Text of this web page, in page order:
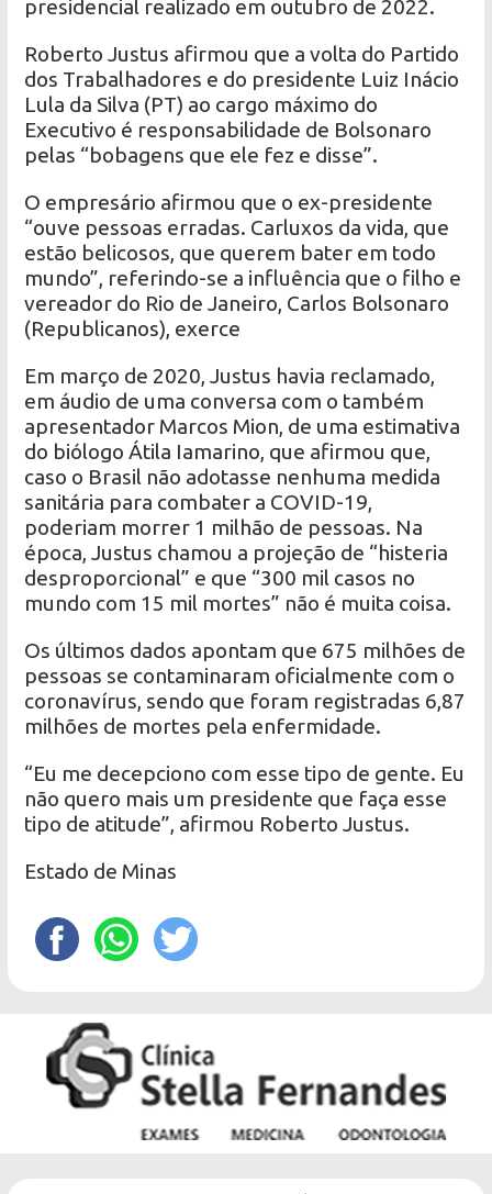
presidencial realizado em outubro de 2022.
Roberto Justus afirmou que a volta do Partido
dos Trabalhadores e do presidente Luiz Inácio
Lula da Silva (PT) ao cargo máximo do
Executivo é responsabilidade de Bolsonaro
pelas “bobagens que ele fez e disse”.
O empresário afirmou que o ex-presidente
“ouve pessoas erradas. Carluxos da vida, que
estão belicosos, que querem bater em todo
mundo”, referindo-se a influência que o filho e
vereador do Rio de Janeiro, Carlos Bolsonaro
(Republicanos), exerce
Em março de 2020, Justus havia reclamado,
em áudio de uma conversa com o também
apresentador Marcos Mion, de uma estimativa
do biólogo Átila Iamarino, que afirmou que,
caso o Brasil não adotasse nenhuma medida
sanitária para combater a COVID-19,
poderiam morrer 1 milhão de pessoas. Na
época, Justus chamou a projeção de “histeria
desproporcional” e que “300 mil casos no
mundo com 15 mil mortes” não é muita coisa.
Os últimos dados apontam que 675 milhões de
pessoas se contaminaram oficialmente com o
coronavírus, sendo que foram registradas 6,87
milhões de mortes pela enfermidade.
“Eu me decepciono com esse tipo de gente. Eu
não quero mais um presidente que faça esse
tipo de atitude”, afirmou Roberto Justus.
Estado de Minas